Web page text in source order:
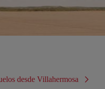
desde Villahermosa